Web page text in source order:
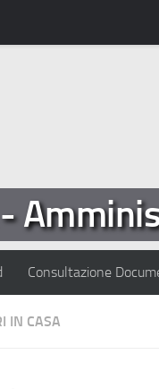
Consultazione
IN CASA